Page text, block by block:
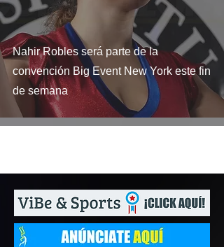
Nahir Robles será parte de la
convención Big Event New York este fin
de semana